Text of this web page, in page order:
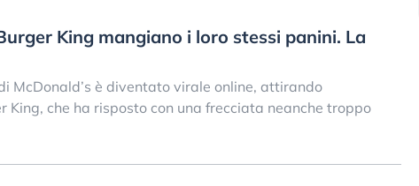
King mangiano i loro stessi panini. La
McDonald’s è diventato virale online, attirando
King, che ha risposto con una frecciata neanche troppo